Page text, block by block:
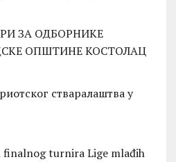
ЗА ОДБОРНИКЕ
ОПШТИНЕ КОСТОЛАЦ
стваралаштва у
finalnog turnira Lige mlađih